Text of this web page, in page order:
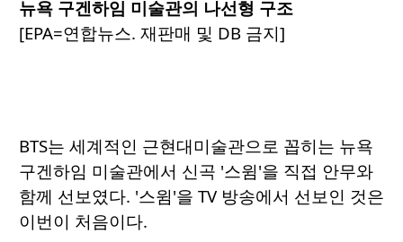
뉴욕 구겐하임 미술관의 나선형 구조
[EPA=연합뉴스. 재판매 및 DB 금지]
BTS는 세계적인 근현대미술관으로 꼽히는 뉴욕
구겐하임 미술관에서 신곡 '스윔'을 직접 안무와
함께 선보였다. '스윔'을 TV 방송에서 선보인 것은
이번이 처음이다.